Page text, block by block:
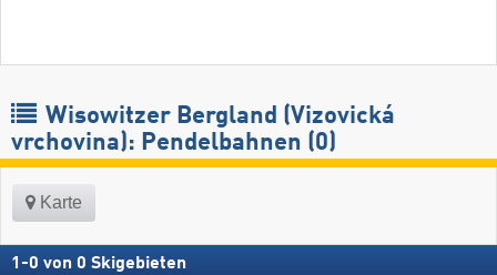
Wisowitzer Bergland (Vizovická
vrchovina): Pendelbahnen (0)
Karte
1 -0 von 0 Skigebieten